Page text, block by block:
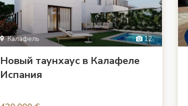
12
Калафель
Новый таунхаус в Калафеле
Испания